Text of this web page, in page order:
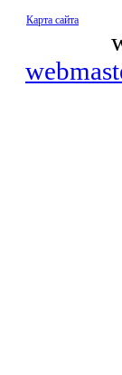
Карта сайта